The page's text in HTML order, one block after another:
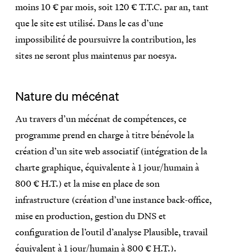
moins 10 € par mois, soit 120 € T.T.C. par an, tant
que le site est utilisé. Dans le cas d’une
impossibilité de poursuivre la contribution, les
sites ne seront plus maintenus par noesya.
Nature du mécénat
Au travers d’un mécénat de compétences, ce
programme prend en charge à titre bénévole la
création d’un site web associatif (intégration de la
charte graphique, équivalente à 1 jour/humain à
800 € H.T.) et la mise en place de son
infrastructure (création d’une instance back-office,
mise en production, gestion du DNS et
configuration de l’outil d’analyse Plausible, travail
équivalent à 1 jour/humain à 800 € H.T.).